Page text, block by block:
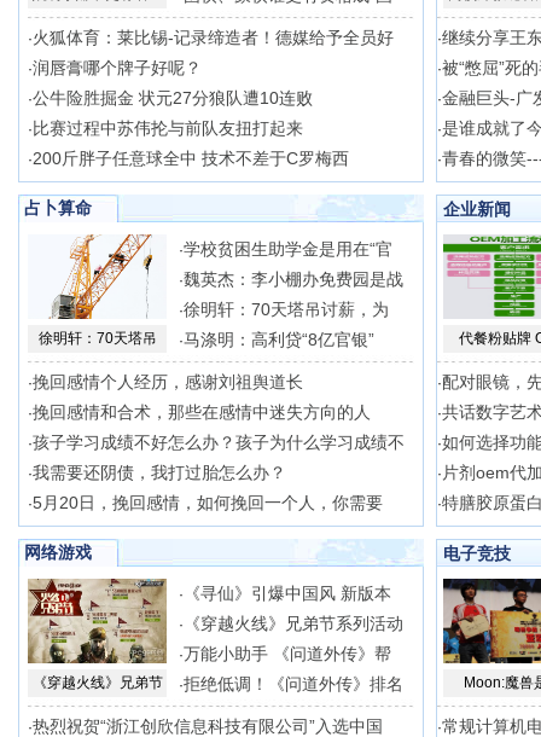
·火狐体育：莱比锡-记录缔造者！德媒给予全员好
·润唇膏哪个牌子好呢？
·公牛险胜掘金 状元27分狼队遭10连败
· 比赛过程中苏伟抡与前队友扭打起来
·200斤胖子任意球全中 技术不差于C罗梅西
·继续分享王
·被“憋屈”死
·金融巨头-广
·是谁成就了
·青春的微笑
占卜算命
徐明轩：70天塔吊
·学校贫困生助学金是用在“官
·魏英杰：李小棚办免费园是战
·徐明轩：70天塔吊讨薪，为
·马涤明：高利贷“8亿官银”
·挽回感情个人经历，感谢刘祖舆道长
·挽回感情和合术，那些在感情中迷失方向的人
·孩子学习成绩不好怎么办？孩子为什么学习成绩不
·我需要还阴债，我打过胎怎么办？
·5月20日，挽回感情，如何挽回一个人，你需要
企业新闻
代餐粉贴牌
·配对眼镜，
·共话数字艺
·如何选择功
· 片剂oem代
·特膳胶原蛋
网络游戏
《穿越火线》兄弟节
· 《寻仙》引爆中国风 新版本
· 《穿越火线》兄弟节系列活动
·万能小助手 《问道外传》帮
·拒绝低调！《问道外传》排名
·热烈祝贺“浙江创欣信息科技有限公司”入选中国
电子竞技
Moon:魔兽
·常规计算机